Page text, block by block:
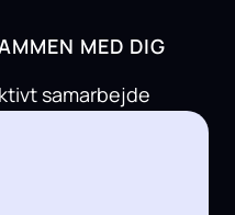
MED DIG
samarbejde